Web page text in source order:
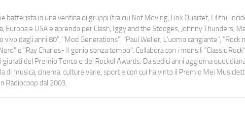
batterista in una ventina di gruppi (tra cui Not Moving, Link Quartet, Lilith),
Europa e USA e aprendo per Clash, Iggy and the Stooges, Johnny Thunders,
dagli anni 80", "Mod Generations", "Paul Weller, L’uomo cangiante", "Rock
e "Ray Charles- Il genio senza tempo". Collabora con i mensili “Classic
giurati del Premio Tenco e del Rockol Awards. Da sedici anni aggiorna
di musica, cinema, culture varie, sport e con cui ha vinto il Premio Mei
Radiocoop dal 2003.